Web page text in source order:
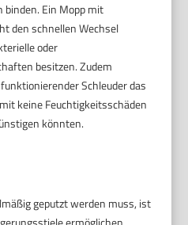
binden. Ein Mopp mit
den schnellen Wechsel
oder
besitzen. Zudem
Schleuder das
keine Feuchtigkeitsschäden
könnten.
geputzt werden muss, ist